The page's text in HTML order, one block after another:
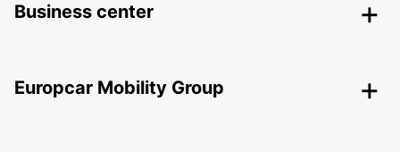
Business center
Europcar Mobility Group